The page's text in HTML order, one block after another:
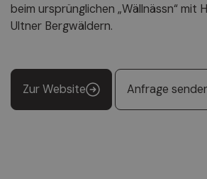
beim ursprünglichen „Wällnässn“ mit
Ultner Bergwäldern.
Zur Website Anfrage